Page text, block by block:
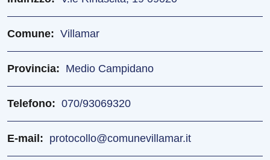
Comune Villamar
Provincia Medio Campidano
Telefono 070/93069320
E-mail protocollo@comunevillamar.it